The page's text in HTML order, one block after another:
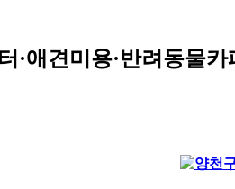
·애견미용·반려동물